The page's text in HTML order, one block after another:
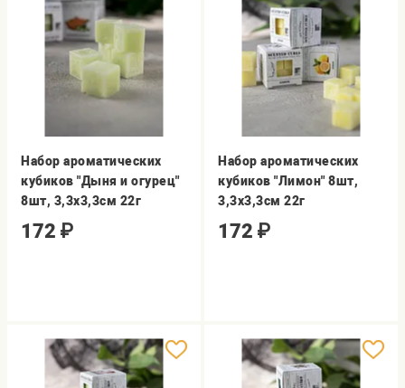
Набор ароматических
кубиков "Дыня и огурец"
8шт, 3,3х3,3см 22г
172 ₽
Набор ароматических
кубиков "Лимон" 8шт,
3,3х3,3см 22г
172 ₽